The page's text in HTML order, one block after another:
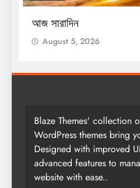
আজ সারাদিন
August 5, 2026
Blaze Themes' collection
WordPress themes bring
Designed with improved
advanced features to
website with ease..